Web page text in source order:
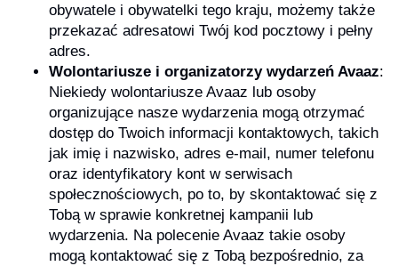
obywatele i obywatelki tego kraju, możemy także
przekazać adresatowi Twój kod pocztowy i pełny
adres.
Wolontariusze i organizatorzy wydarzeń Avaaz:
Niekiedy wolontariusze Avaaz lub osoby
organizujące nasze wydarzenia mogą otrzymać
dostęp do Twoich informacji kontaktowych, takich
jak imię i nazwisko, adres e-mail, numer telefonu
oraz identyfikatory kont w serwisach
społecznościowych, po to, by skontaktować się z
Tobą w sprawie konkretnej kampanii lub
wydarzenia. Na polecenie Avaaz takie osoby
mogą kontaktować się z Tobą bezpośrednio, za